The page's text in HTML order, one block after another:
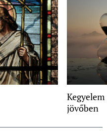
jövőben